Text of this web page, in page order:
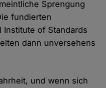
Sprengung
fundierten
Institute of Standards
dann unversehens
und wenn sich